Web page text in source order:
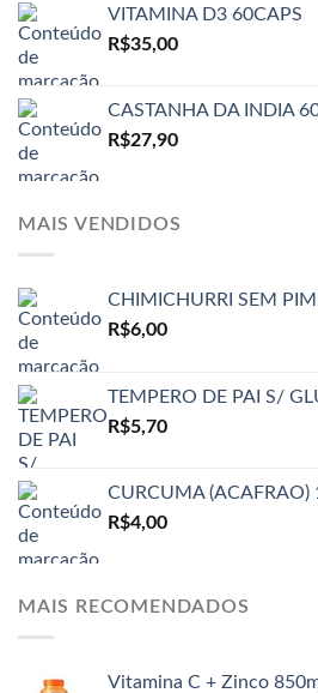
VITAMINA D3 60CAPS
R$35,00
CASTANHA DA INDIA
R$27,90
MAIS VENDIDOS
CHIMICHURRI SEM
R$6,00
TEMPERO DE PAI S/
R$5,70
CURCUMA (ACAFRAO)
R$4,00
MAIS RECOMENDADOS
Vitamina C + Zinco